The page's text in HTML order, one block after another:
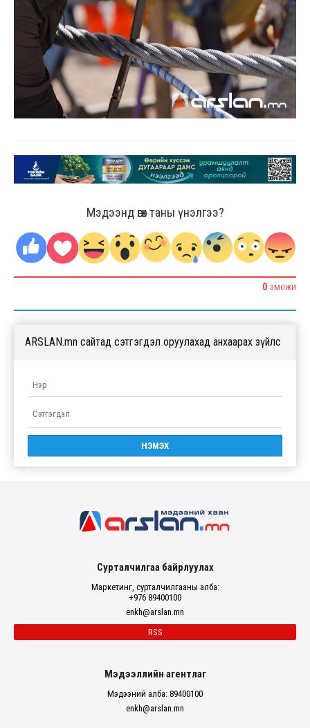
Мэдээнд өгөх таны үнэлгээ?
0 ЭМОЖИ
ARSLAN.mn сайтад сэтгэгдэл оруулахад анхаарах зүйлс
Сурталчилгаа байрлуулах
Маркетинг, сурталчилгааны алба:
+976 89400100
enkh@arslan.mn
RSS
Мэдээллийн агентлаг
Мэдээний алба: 89400100
enkh@arslan.mn